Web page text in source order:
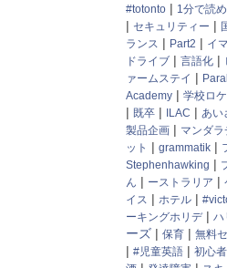
#totonto | 1分で読
| セキュリティー |
ランス | Part2 | イ
ドライブ | 言語化 |
ァームステイ |
Academy | 学校ロ
| 既卒 | ILAC | あい
製品企画 | マンダラ
ット | grammatik |
Stephenhawking |
ん | ーストラリア |
イス | ホテル |
ーキングホリデ| ハ
ーズ | 保育 | 無料
| #児童英語 | 初心